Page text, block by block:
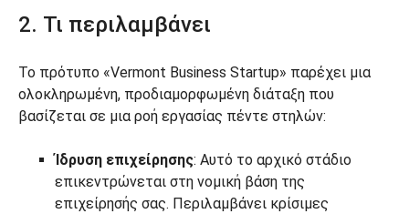
2. Τι περιλαμβάνει
Το πρότυπο «Vermont Business Startup» παρέχει μια
ολοκληρωμένη, προδιαμορφωμένη διάταξη που
βασίζεται σε μια ροή εργασίας πέντε στηλών:
Ίδρυση επιχείρησης: Αυτό το αρχικό στάδιο
επικεντρώνεται στη νομική βάση της
επιχείρησής σας. Περιλαμβάνει κρίσιμες